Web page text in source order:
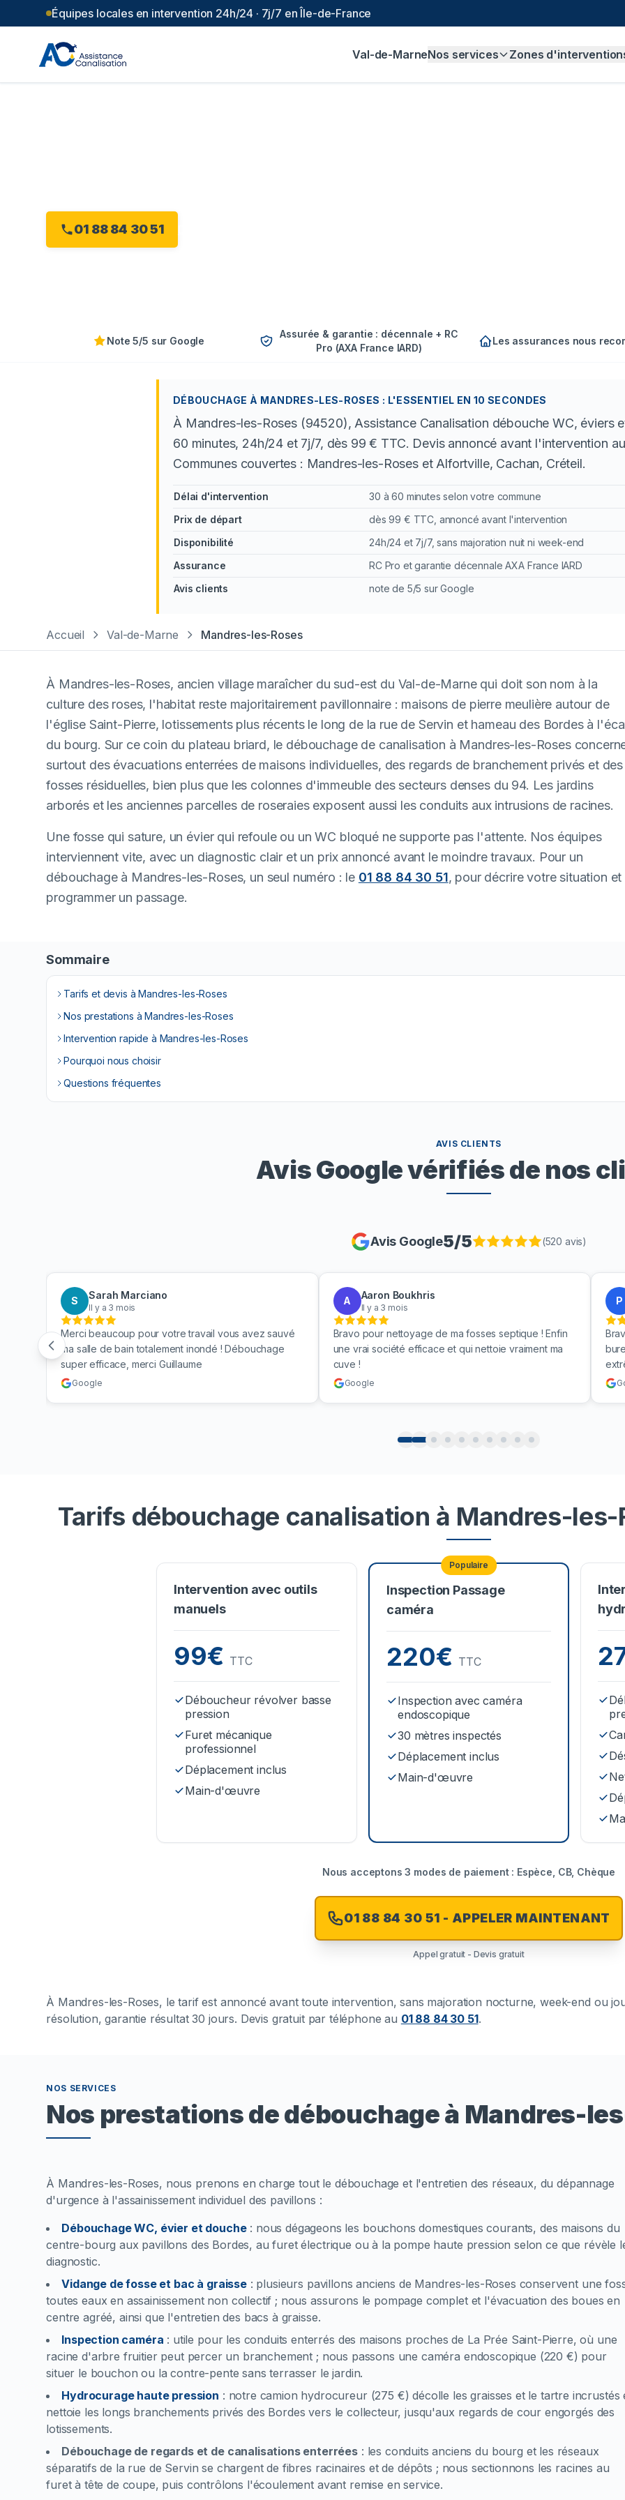
Équipes locales en intervention 24h/24 · 7j/7 en Île-de-France
Val-de-MarneNos services Zones
01 88 84 30 51
Note 5/5 sur Google
Assurée & garantie : décennale + RC
Pro (AXA France IARD)
Les assurances nous
DÉBOUCHAGE À MANDRES-LES-ROSES : L'ESSENTIEL EN 10 SECONDES
À Mandres-les-Roses (94520), Assistance Canalisation débouche WC, éviers
60 minutes, 24h/24 et 7j/7, dès 99 € TTC. Devis annoncé avant l'intervention
Communes couvertes : Mandres-les-Roses et Alfortville, Cachan, Créteil.
Délai d'intervention
30 à 60 minutes selon votre commune
Prix de départ
dès 99 € TTC, annoncé avant l'intervention
Disponibilité
24h/24 et 7j/7, sans majoration nuit ni week-end
Assurance
RC Pro et garantie décennale AXA France IARD
Avis clients
note de 5/5 sur Google
Accueil Val-de-Marne Mandres-les-Roses
À Mandres-les-Roses, ancien village maraîcher du sud-est du Val-de-Marne qui doit son nom à la
culture des roses, l'habitat reste majoritairement pavillonnaire : maisons de pierre meulière autour de
l'église Saint-Pierre, lotissements plus récents le long de la rue de Servin et hameau des Bordes à
du bourg. Sur ce coin du plateau briard, le débouchage de canalisation à Mandres-les-Roses
surtout des évacuations enterrées de maisons individuelles, des regards de branchement privés et des
fosses résiduelles, bien plus que les colonnes d'immeuble des secteurs denses du 94. Les jardins
arborés et les anciennes parcelles de roseraies exposent aussi les conduits aux intrusions de racines.
Une fosse qui sature, un évier qui refoule ou un WC bloqué ne supporte pas l'attente. Nos équipes
interviennent vite, avec un diagnostic clair et un prix annoncé avant le moindre travaux. Pour un
débouchage à Mandres-les-Roses, un seul numéro : le 01 88 84 30 51, pour décrire votre situation et
programmer un passage.
Sommaire
Tarifs et devis à Mandres-les-Roses
Nos prestations à Mandres-les-Roses
Intervention rapide à Mandres-les-Roses
Pourquoi nous choisir
Questions fréquentes
AVIS CLIENTS
Avis Google vérifiés de nos
Avis Google5/5 (520 avis)
S Sarah Marciano
Il y a 3 mois
Merci beaucoup pour votre travail vous avez sauvé
ma salle de bain totalement inondé ! Débouchage
super efficace, merci Guillaume
Google
A Aaron Boukhris
Il y a 3 mois
Bravo pour nettoyage de ma fosses septique ! Enfin
une vrai société efficace et qui nettoie vraiment ma
cuve !
Google
P
Tarifs débouchage canalisation à Mandres-
Intervention avec outils
manuels
99€ TTC
Déboucheur révolver basse
pression
Furet mécanique
professionnel
Déplacement inclus
Main-d'œuvre
Populaire
Inspection Passage
caméra
220€ TTC
Inspection avec caméra
endoscopique
30 mètres inspectés
Déplacement inclus
Main-d'œuvre
Nous acceptons 3 modes de paiement : Espèce, CB, Chèque
01 88 84 30 51 - APPELER MAINTENANT
Appel gratuit - Devis gratuit
À Mandres-les-Roses, le tarif est annoncé avant toute intervention, sans majoration nocturne, week-end ou
résolution, garantie résultat 30 jours. Devis gratuit par téléphone au 01 88 84 30 51.
NOS SERVICES
Nos prestations de débouchage à Mandres-
À Mandres-les-Roses, nous prenons en charge tout le débouchage et l'entretien des réseaux, du dépannage
d'urgence à l'assainissement individuel des pavillons :
Débouchage WC, évier et douche: nous dégageons les bouchons domestiques courants, des maisons du
centre-bourg aux pavillons des Bordes, au furet électrique ou à la pompe haute pression selon ce que révèle
diagnostic.
Vidange de fosse et bac à graisse: plusieurs pavillons anciens de Mandres-les-Roses conservent une
toutes eaux en assainissement non collectif ; nous assurons le pompage complet et l'évacuation des boues en
centre agréé, ainsi que l'entretien des bacs à graisse.
Inspection caméra : utile pour les conduits enterrés des maisons proches de La Prée Saint-Pierre, où une
racine d'arbre fruitier peut percer un branchement ; nous passons une caméra endoscopique (220 €) pour
situer le bouchon ou la contre-pente sans terrasser le jardin.
Hydrocurage haute pression : notre camion hydrocureur (275 €) décolle les graisses et le tartre incrustés
nettoie les longs branchements privés des Bordes vers le collecteur, jusqu'aux regards de cour engorgés des
lotissements.
Débouchage de regards et de canalisations enterrées : les conduits anciens du bourg et les réseaux
séparatifs de la rue de Servin se chargent de fibres racinaires et de dépôts ; nous sectionnons les racines au
furet à tête de coupe, puis contrôlons l'écoulement avant remise en service.